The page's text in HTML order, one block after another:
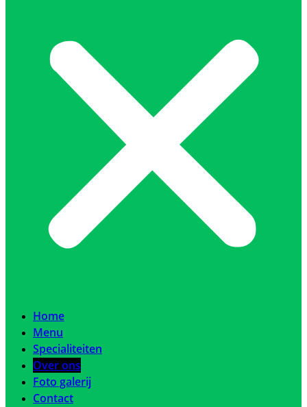
Home
Menu
Specialiteiten
Over ons
Foto galerij
Contact